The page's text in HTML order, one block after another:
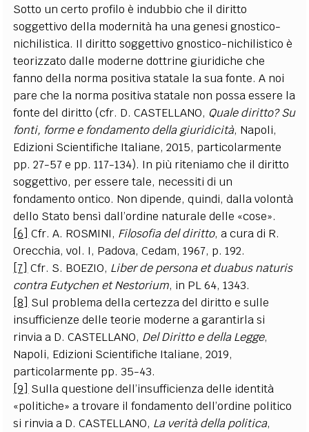
Sotto un certo profilo è indubbio che il diritto
soggettivo della modernità ha una genesi gnostico-
nichilistica. Il diritto soggettivo gnostico-nichilistico è
teorizzato dalle moderne dottrine giuridiche che
fanno della norma positiva statale la sua fonte. A noi
pare che la norma positiva statale non possa essere la
fonte del diritto (cfr. D. CASTELLANO, Quale diritto? Su
fonti, forme e fondamento della giuridicità, Napoli,
Edizioni Scientifiche Italiane, 2015, particolarmente
pp. 27-57 e pp. 117-134). In più riteniamo che il diritto
soggettivo, per essere tale, necessiti di un
fondamento ontico. Non dipende, quindi, dalla volontà
dello Stato bensì dall’ordine naturale delle «cose».
[6] Cfr. A. ROSMINI, Filosofia del diritto, a cura di R.
Orecchia, vol. I, Padova, Cedam, 1967, p. 192.
[7] Cfr. S. BOEZIO, Liber de persona et duabus naturis
contra Eutychen et Nestorium, in PL 64, 1343.
[8] Sul problema della certezza del diritto e sulle
insufficienze delle teorie moderne a garantirla si
rinvia a D. CASTELLANO, Del Diritto e della Legge,
Napoli, Edizioni Scientifiche Italiane, 2019,
particolarmente pp. 35-43.
[9] Sulla questione dell’insufficienza delle identità
«politiche» a trovare il fondamento dell’ordine politico
si rinvia a D. CASTELLANO, La verità della politica,